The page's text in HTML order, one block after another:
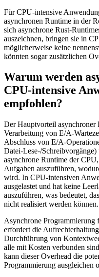
Für CPU-intensive
asynchronen Runtime in der
sich asynchrone Rust-
auszeichnen, bringen sie in
möglicherweise keine
könnten sogar zusätzlichen
Warum werden
CPU-intensive
empfohlen?
Der Hauptvorteil asynchroner
Verarbeitung von E/A-
Abschluss von E/A-
Datei-Lese-/
asynchrone Runtime der
Aufgaben auszuführen,
wird. In CPU-intensiven
ausgelastet und hat keine
auszuführen, was bedeutet,
nicht realisiert werden können.
Asynchrone Programmierung
erfordert die
Durchführung von
alle mit Kosten verbunden
kann dieser Overhead die
Programmierung ausgleichen